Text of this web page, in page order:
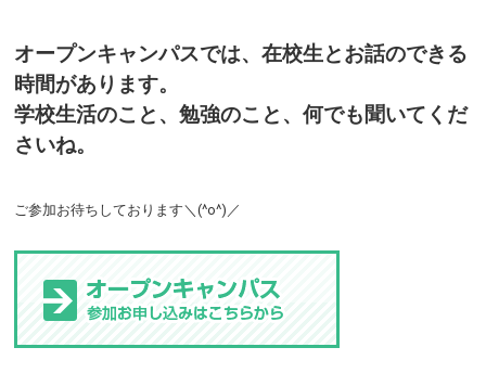
オープンキャンパスでは、在校生とお話のできる
時間があります。
学校生活のこと、勉強のこと、何でも聞いてくだ
さいね。
ご参加お待ちしております＼(^o^)／